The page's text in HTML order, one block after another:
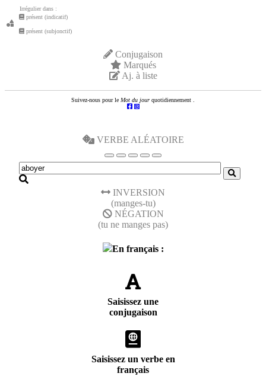
Irrégulier dans :
présent (indicatif)
présent (subjonctif)
Conjugaison
Marqués
Aj. à liste
Suivez-nous pour le Mot du jour quotidiennement .
VERBE ALÉATOIRE
INVERSION
(manges-tu)
NÉGATION
(tu ne manges pas)
En français :
Saisissez une
conjugaison
Saisissez un verbe en
français